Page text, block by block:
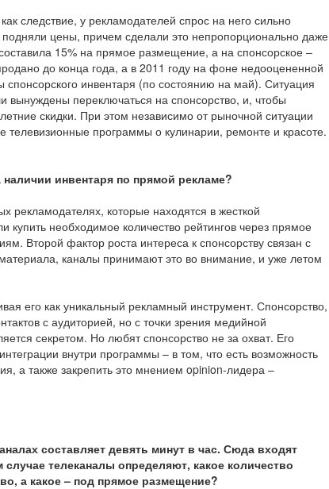
следствие, у рекламодателей спрос на него сильно
цены, причем сделали это непропорционально даже
15% на прямое размещение, а на спонсорское –
до конца года, а в 2011 году на фоне недооцененной
инвентаря (по состоянию на май). Ситуация
переключаться на спонсорство, и, чтобы
скидки. При этом независимо от рыночной ситуации
программы о кулинарии, ремонте и красоте.
наличии инвентаря по прямой рекламе?
рекламодателях, которые находятся в жесткой
купить необходимое количество рейтингов через прямое
Второй фактор роста интереса к спонсорству связан с
каналы принимают это во внимание, и уже летом
его как уникальный рекламный инструмент. Спонсорство,
с аудиторией, но с точки зрения медийной
секретом. Но любят спонсорство не за охват. Его
внутри программы – в том, что есть возможность
а также закрепить это мнением opinion-лидера –
составляет девять минут в час. Сюда входят
телеканалы определяют, какое количество
а какое – под прямое размещение?